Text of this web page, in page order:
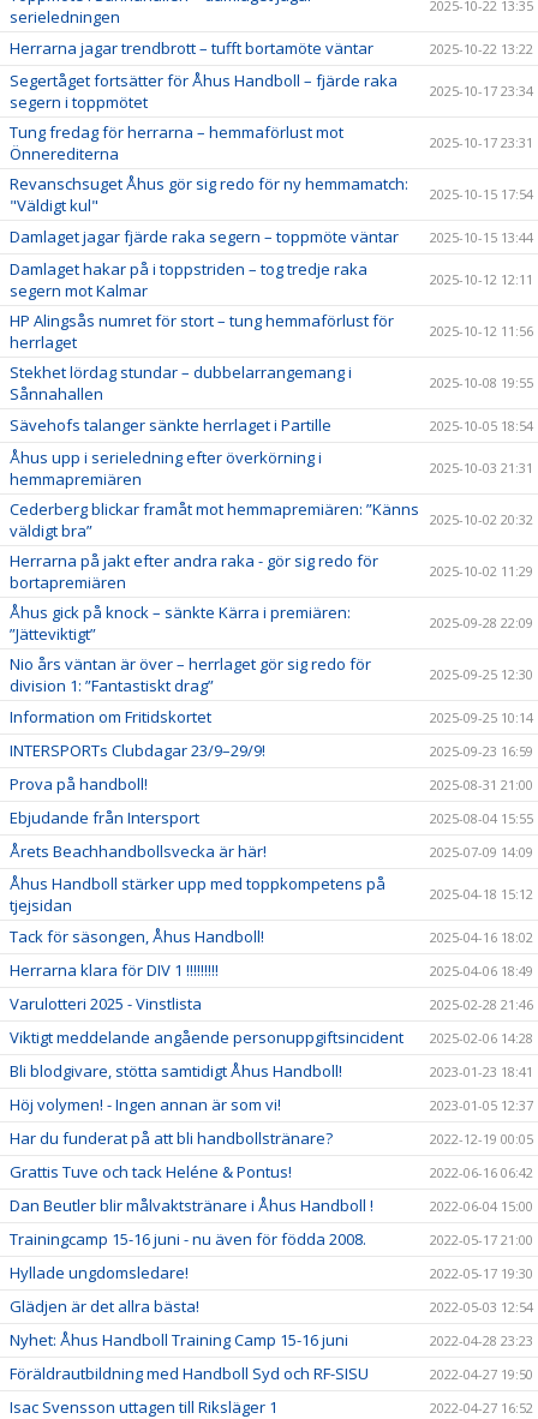
serieledningen
2025-10-22 13:35
Herrarna jagar trendbrott – tufft bortamöte väntar 2025-10-22 13:22
Segertåget fortsätter för Åhus Handboll – fjärde raka
segern i toppmötet
2025-10-17 23:34
Tung fredag för herrarna – hemmaförlust mot
Önnerediterna
2025-10-17 23:31
Revanschsuget Åhus gör sig redo för ny hemmamatch:
"Väldigt kul"
2025-10-15 17:54
Damlaget jagar fjärde raka segern – toppmöte väntar 2025-10-15 13:44
Damlaget hakar på i toppstriden – tog tredje raka
segern mot Kalmar
2025-10-12 12:11
HP Alingsås numret för stort – tung hemmaförlust för
herrlaget
2025-10-12 11:56
Stekhet lördag stundar – dubbelarrangemang i
Sånnahallen
2025-10-08 19:55
Sävehofs talanger sänkte herrlaget i Partille 2025-10-05 18:54
Åhus upp i serieledning efter överkörning i
hemmapremiären
2025-10-03 21:31
Cederberg blickar framåt mot hemmapremiären: ”Känns
väldigt bra”
2025-10-02 20:32
Herrarna på jakt efter andra raka - gör sig redo för
bortapremiären
2025-10-02 11:29
Åhus gick på knock – sänkte Kärra i premiären:
”Jätteviktigt”
2025-09-28 22:09
Nio års väntan är över – herrlaget gör sig redo för
division 1: ”Fantastiskt drag”
2025-09-25 12:30
Information om Fritidskortet 2025-09-25 10:14
INTERSPORTs Clubdagar 23/9–29/9! 2025-09-23 16:59
Prova på handboll! 2025-08-31 21:00
Ebjudande från Intersport 2025-08-04 15:55
Årets Beachhandbollsvecka är här! 2025-07-09 14:09
Åhus Handboll stärker upp med toppkompetens på
tjejsidan
2025-04-18 15:12
Tack för säsongen, Åhus Handboll! 2025-04-16 18:02
Herrarna klara för DIV 1 !!!!!!!!! 2025-04-06 18:49
Varulotteri 2025 - Vinstlista 2025-02-28 21:46
Viktigt meddelande angående personuppgiftsincident 2025-02-06 14:28
Bli blodgivare, stötta samtidigt Åhus Handboll! 2023-01-23 18:41
Höj volymen! - Ingen annan är som vi! 2023-01-05 12:37
Har du funderat på att bli handbollstränare? 2022-12-19 00:05
Grattis Tuve och tack Heléne & Pontus! 2022-06-16 06:42
Dan Beutler blir målvaktstränare i Åhus Handboll ! 2022-06-04 15:00
Trainingcamp 15-16 juni - nu även för födda 2008. 2022-05-17 21:00
Hyllade ungdomsledare! 2022-05-17 19:30
Glädjen är det allra bästa! 2022-05-03 12:54
Nyhet: Åhus Handboll Training Camp 15-16 juni 2022-04-28 23:23
Föräldrautbildning med Handboll Syd och RF-SISU 2022-04-27 19:50
Isac Svensson uttagen till Riksläger 1 2022-04-27 16:52